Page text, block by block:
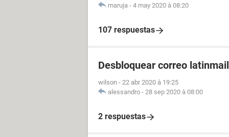
maruja - 4 may 2020 à 08:20
107 respuestas
Desbloquear correo latinmail
wilson - 22 abr 2020 à 19:25
alessandro - 28 sep 2020 à 08:00
2 respuestas